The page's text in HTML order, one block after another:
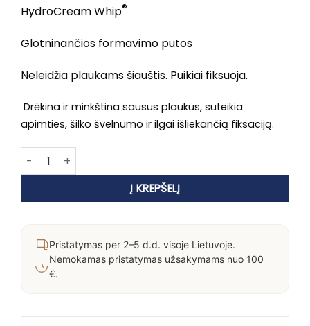
HydroCream Whip®
Glotninančios formavimo putos
Neleidžia plaukams šiauštis. Puikiai fiksuoja.
Drėkina ir minkština sausus plaukus, suteikia
apimties, šilko švelnumo ir ilgai išliekančią fiksaciją.
produkto kiekis: Glotninančios formavimo putos
Į KREPŠELĮ
Pristatymas per 2–5 d.d. visoje Lietuvoje.
Nemokamas pristatymas užsakymams nuo 100
€.